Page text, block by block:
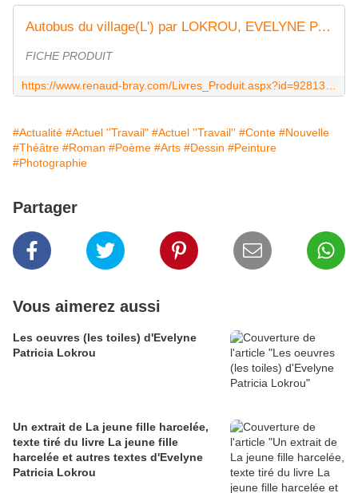
Autobus du village(L') par LOKROU, EVELYNE PATRICIA
FICHE PRODUIT
#Actualité #Actuel ''Travail" #Actuel ''Travail'' #Conte #Nouvelle
#Théâtre #Roman #Poème #Arts #Dessin #Peinture
#Photographie
Partager
Vous aimerez aussi
Les oeuvres (les toiles) d'Evelyne
Patricia Lokrou
Un extrait de La jeune fille harcelée,
texte tiré du livre La jeune fille
harcelée et autres textes d'Evelyne
Patricia Lokrou